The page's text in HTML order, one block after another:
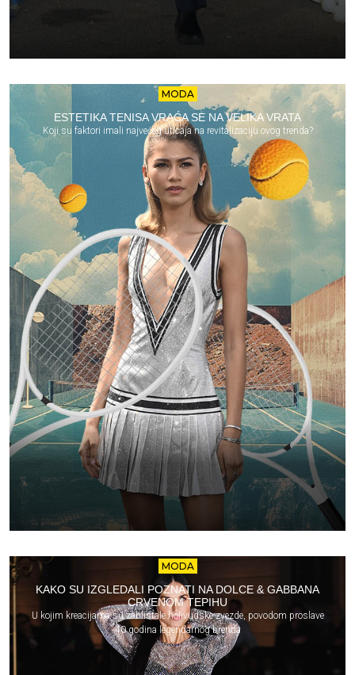
MODA
ESTETIKA TENISA VRAĆA SE NA VELIKA VRATA
Koji su faktori imali najvećeg uticaja na revitalizaciju ovog trenda?
MODA
KAKO SU IZGLEDALI POZNATI NA DOLCE & GABBANA
CRVENOM TEPIHU
U kojim kreacijama su zablistale holivudske zvezde, povodom proslave
40 godina legendarnog brenda